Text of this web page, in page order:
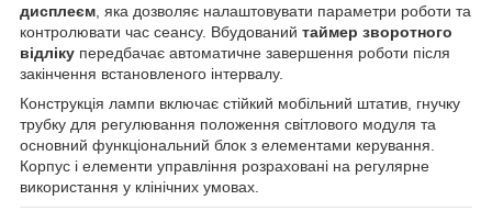
дисплеєм , яка дозволяє налаштовувати параметри роботи та
контролювати час сеансу. Вбудований таймер зворотного
відліку передбачає автоматичне завершення роботи після
закінчення встановленого інтервалу.
Конструкція лампи включає стійкий мобільний штатив, гнучку
трубку для регулювання положення світлового модуля та
основний функціональний блок з елементами керування.
Корпус і елементи управління розраховані на регулярне
використання у клінічних умовах.